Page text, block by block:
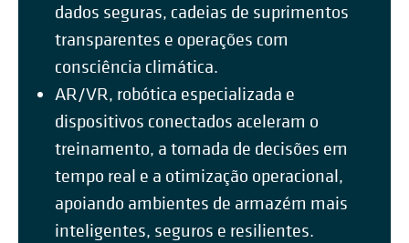
dados seguras, cadeias de suprimentos
transparentes e operações com
consciência climática.
AR/VR, robótica especializada e
dispositivos conectados aceleram o
treinamento, a tomada de decisões em
tempo real e a otimização operacional,
apoiando ambientes de armazém mais
inteligentes, seguros e resilientes.